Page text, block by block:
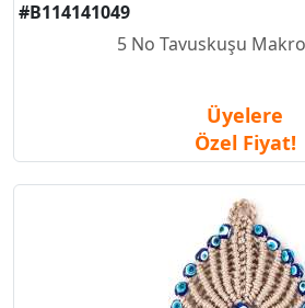
#B114141049
5 No Tavuskuşu
Üyelere
Özel Fiyat!